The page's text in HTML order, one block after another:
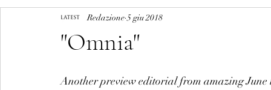
Art+Culture Beauty latestman
"Omnia"
Redazione 5 giu 2018
Another preview editorial from amazing June